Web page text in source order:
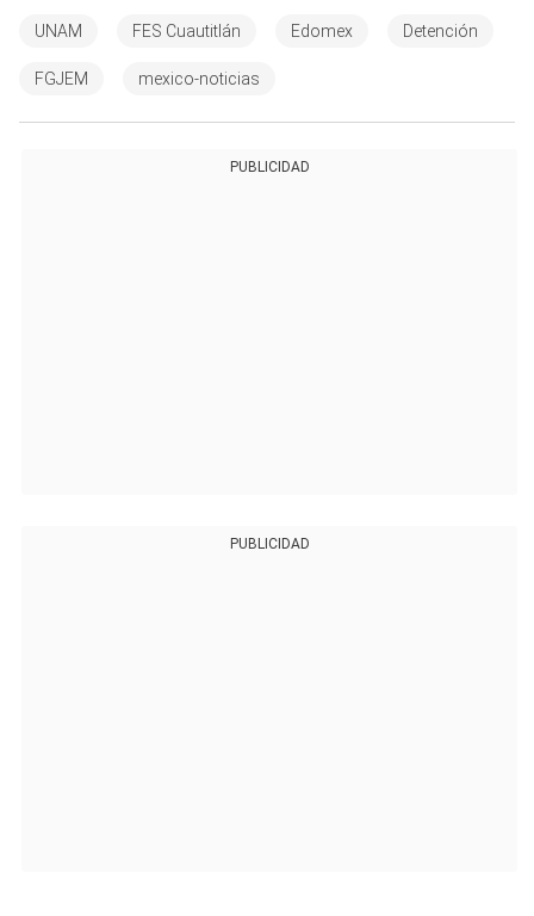
UNAM FES Cuautitlán Edomex Detención
FGJEM mexico-noticias
PUBLICIDAD
PUBLICIDAD